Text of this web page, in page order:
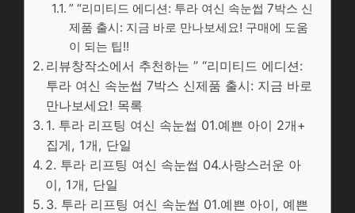
” “리미티드 에디션: 투라 여신 속눈썹 7박스 신
제품 출시: 지금 바로 만나보세요! 구매에 도움
이 되는 팁!!
리뷰창작소에서 추천하는 ” “리미티드 에디션:
투라 여신 속눈썹 7박스 신제품 출시: 지금 바로
만나보세요! 목록
1. 투라 리프팅 여신 속눈썹 01.예쁜 아이 2개+
집게, 1개, 단일
2. 투라 리프팅 여신 속눈썹 04.사랑스러운 아
이, 1개, 단일
3. 투라 리프팅 여신 속눈썹 01.예쁜 아이, 예쁜